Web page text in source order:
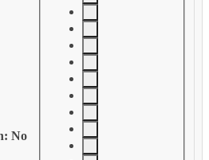
: No